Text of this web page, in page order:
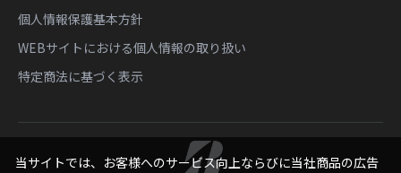
個人情報保護基本方針
WEBサイトにおける個人情報の取り扱い
特定商法に基づく表示
当サイトでは、お客様へのサービス向上ならびに当社商品の広告